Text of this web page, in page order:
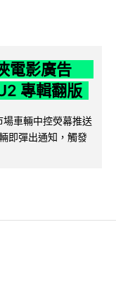
電影廣告
專輯翻版
車輛中控熒幕推送
即彈出通知，觸發